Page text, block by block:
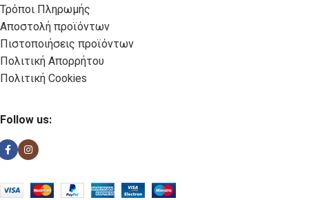
Τρόποι Πληρωμής
Αποστολή προϊόντων
Πιστοποιήσεις προϊόντων
Πολιτική Απορρήτου
Πολιτική Cookies
Follow us: